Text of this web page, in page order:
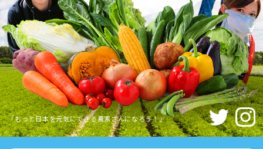
「もっと日本を元気にできる農家さんになろう！」